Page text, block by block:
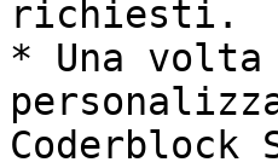
richiesti.
* Una
Coderblock